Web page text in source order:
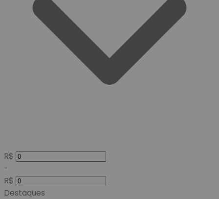
R$
-
R$
Destaques